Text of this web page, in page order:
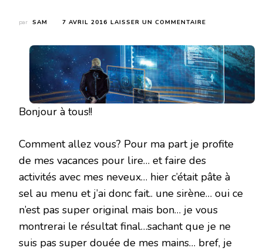
par SAM 7 AVRIL 2016 LAISSER UN COMMENTAIRE
DU
PASSÉ
DE
LUCE
BASSTERRE
Bonjour à tous!!
Comment allez vous? Pour ma part je profite
de mes vacances pour lire… et faire des
activités avec mes neveux… hier c’était pâte à
sel au menu et j’ai donc fait.. une sirène… oui ce
n’est pas super original mais bon… je vous
montrerai le résultat final…sachant que je ne
suis pas super douée de mes mains… bref, je